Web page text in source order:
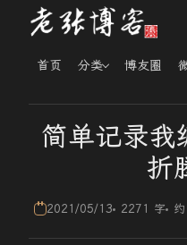
首页 分类 博友圈
简单记录
折
2021/05/13 2271 字